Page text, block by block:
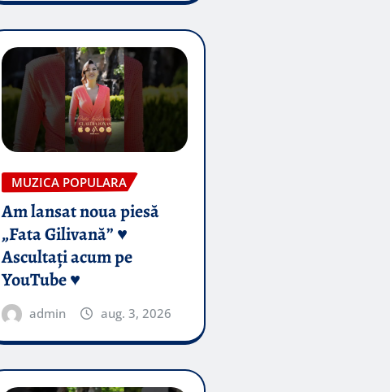
MUZICA POPULARA
Am lansat noua piesă
„Fata Gilivană” ♥️
Ascultați acum pe
YouTube ♥️
admin aug. 3, 2026